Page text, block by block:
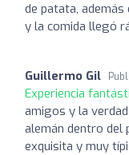
de patata,
y la comida llegó
Guillermo Gil
Experiencia
amigos y la
alemán dentro del
exquisita y muy